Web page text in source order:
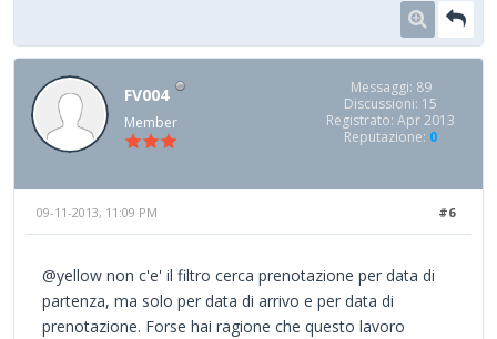
FV004
Member
Messaggi: 89
Discussioni: 15
Registrato: Apr 2013
Reputazione: 0
#6
09-11-2013, 11:09 PM
@yellow non c'e' il filtro cerca prenotazione per data di
partenza, ma solo per data di arrivo e per data di
prenotazione. Forse hai ragione che questo lavoro